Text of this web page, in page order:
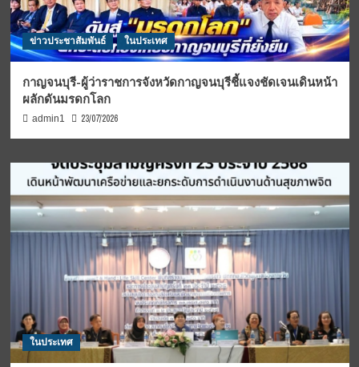
ข่าวประชาสัมพันธ์ ในประเทศ
กาญจนบุรี-ผู้ว่าราชการจังหวัดกาญจนบุรีชี้แจงชัดเจนเดินหน้า
ผลักดันมรดกโลก
admin1 23/07/2026
ในประเทศ